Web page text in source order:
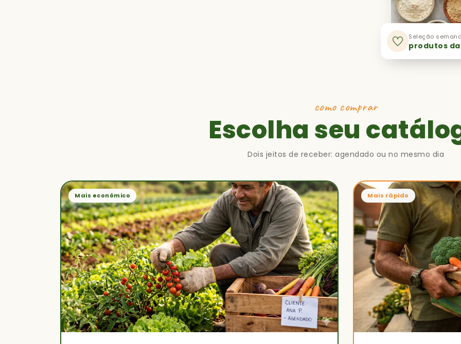
Seleção
produtos
como comprar
Escolha seu
Dois jeitos de receber: agendado ou no mesmo dia
Mais econômico Mais rápido